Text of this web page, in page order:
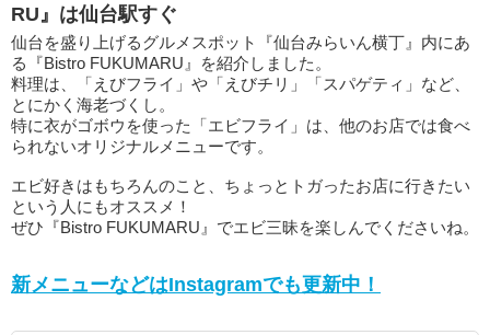
RU』は仙台駅すぐ
仙台を盛り上げるグルメスポット『仙台みらいん横丁』内にあ
る『Bistro FUKUMARU』を紹介しました。
料理は、「えびフライ」や「えびチリ」「スパゲティ」など、
とにかく海老づくし。
特に衣がゴボウを使った「エビフライ」は、他のお店では食べ
られないオリジナルメニューです。
エビ好きはもちろんのこと、ちょっとトガったお店に行きたい
という人にもオススメ！
ぜひ『Bistro FUKUMARU』でエビ三昧を楽しんでくださいね。
新メニューなどはInstagramでも更新中！